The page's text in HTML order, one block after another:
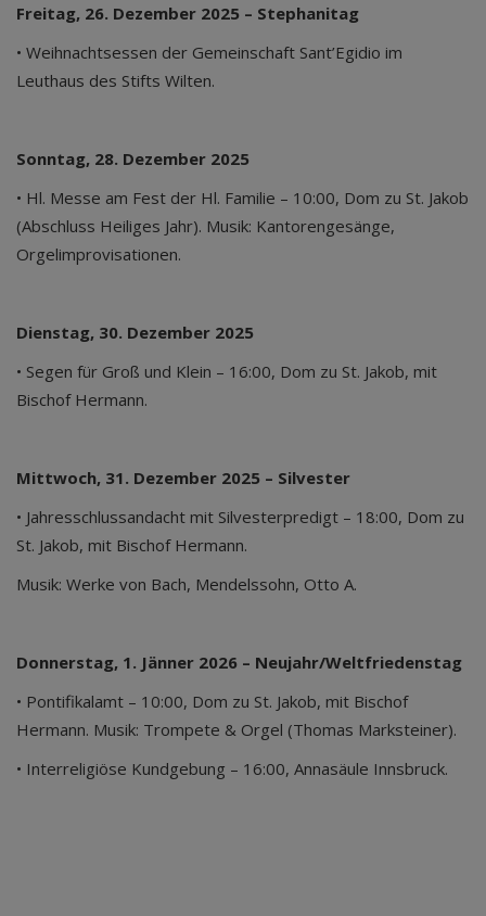
Freitag, 26. Dezember 2025 – Stephanitag
• Weihnachtsessen der Gemeinschaft Sant’Egidio im
Leuthaus des Stifts Wilten.
Sonntag, 28. Dezember 2025
• Hl. Messe am Fest der Hl. Familie – 10:00, Dom zu St. Jakob
(Abschluss Heiliges Jahr). Musik: Kantorengesänge,
Orgelimprovisationen.
Dienstag, 30. Dezember 2025
• Segen für Groß und Klein – 16:00, Dom zu St. Jakob, mit
Bischof Hermann.
Mittwoch, 31. Dezember 2025 – Silvester
• Jahresschlussandacht mit Silvesterpredigt – 18:00, Dom zu
St. Jakob, mit Bischof Hermann.
Musik: Werke von Bach, Mendelssohn, Otto A.
Donnerstag, 1. Jänner 2026 – Neujahr/Weltfriedenstag
• Pontifikalamt – 10:00, Dom zu St. Jakob, mit Bischof
Hermann. Musik: Trompete & Orgel (Thomas Marksteiner).
• Interreligiöse Kundgebung – 16:00, Annasäule Innsbruck.